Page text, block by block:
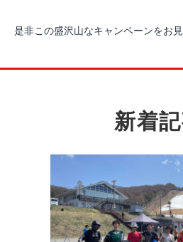
是非この盛沢山なキャンペーンをお
新着